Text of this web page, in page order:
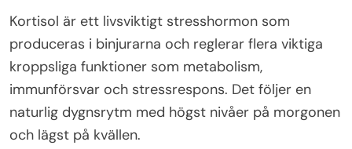
Kortisol är ett livsviktigt stresshormon som
produceras i binjurarna och reglerar flera viktiga
kroppsliga funktioner som metabolism,
immunförsvar och stressrespons. Det följer en
naturlig dygnsrytm med högst nivåer på morgonen
och lägst på kvällen.